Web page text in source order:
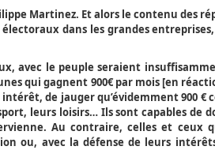
Martinez. Et alors le contenu des
dans les grandes
avec le peuple seraient
qui gagnent 900€ par mois [en
de jauger qu’évidemment 900 €
leurs loisirs… Ils sont capables de
Au contraire, celles et ceux
ou, avec la défense de leurs